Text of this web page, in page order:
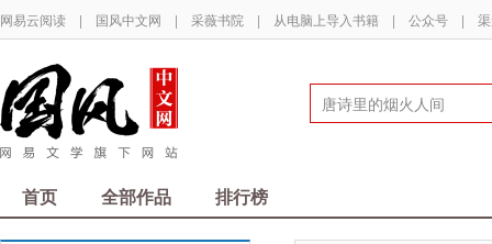
网易云阅读 | 国风中文网 | 采薇书院 | 从电脑上导入书籍 | 公众号 |
首页 全部作品 排行榜